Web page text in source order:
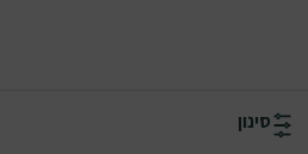
סינון